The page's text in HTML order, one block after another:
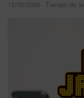
15/05/2026 Tiempo de